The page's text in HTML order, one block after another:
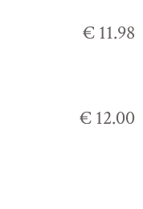
€ 11.98
€ 12.00